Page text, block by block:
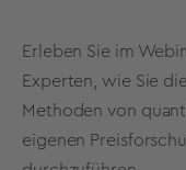
Erleben Sie im
Experten, wie Sie
Methoden von
eigenen